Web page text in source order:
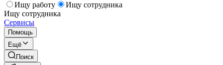
Ищу работу
Ищу сотрудника
Ищу сотрудника
Сервисы
Помощь
Ещё
Поиск